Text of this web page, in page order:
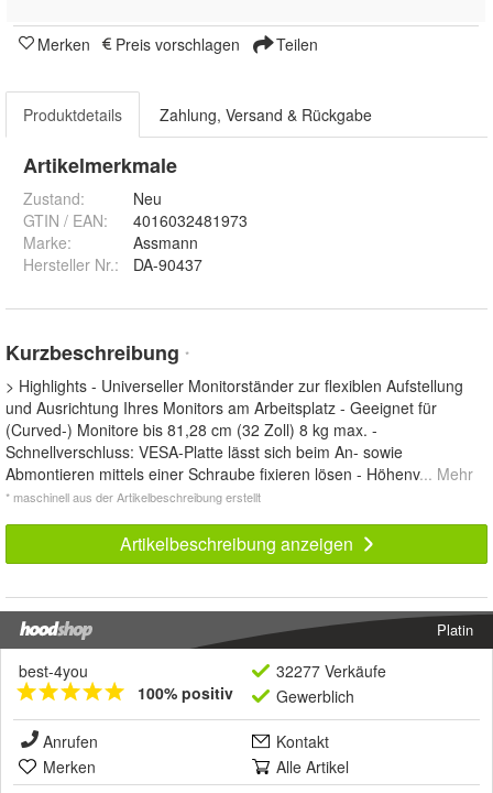
Merken Preis vorschlagen Teilen
Produktdetails Zahlung, Versand & Rückgabe
Artikelmerkmale
Zustand:
Neu
GTIN / EAN:
4016032481973
Marke:
Assmann
Hersteller Nr.:
DA-90437
Kurzbeschreibung *
> Highlights - Universeller Monitorständer zur flexiblen Aufstellung
und Ausrichtung Ihres Monitors am Arbeitsplatz - Geeignet für
(Curved-) Monitore bis 81,28 cm (32 Zoll) 8 kg max. -
Schnellverschluss: VESA-Platte lässt sich beim An- sowie
Abmontieren mittels einer Schraube fixieren lösen - Höhenv... Mehr
* maschinell aus der Artikelbeschreibung erstellt
Artikelbeschreibung anzeigen
Platin
best-4you
100% positiv
32277 Verkäufe
Gewerblich
Anrufen
Kontakt
Merken
Alle Artikel